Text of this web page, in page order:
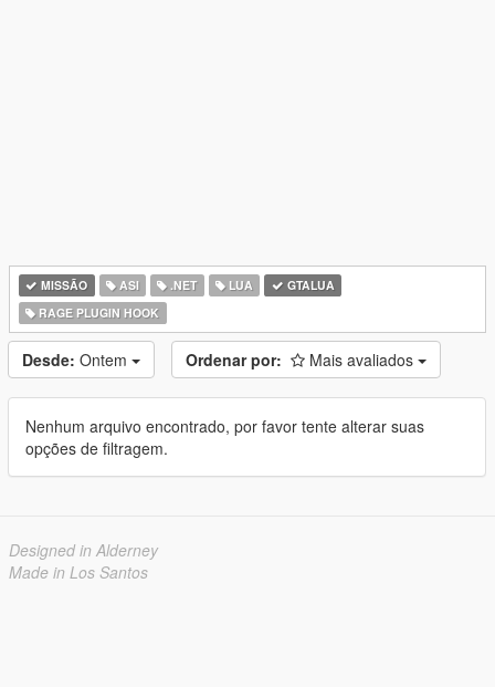
MISSÃO ASI .NET LUA
GTALUA
RAGE PLUGIN HOOK
Desde: Ontem Ordenar por: Mais avaliados
Nenhum arquivo encontrado, por favor tente alterar suas
opções de filtragem.
Designed in Alderney
Made in Los Santos